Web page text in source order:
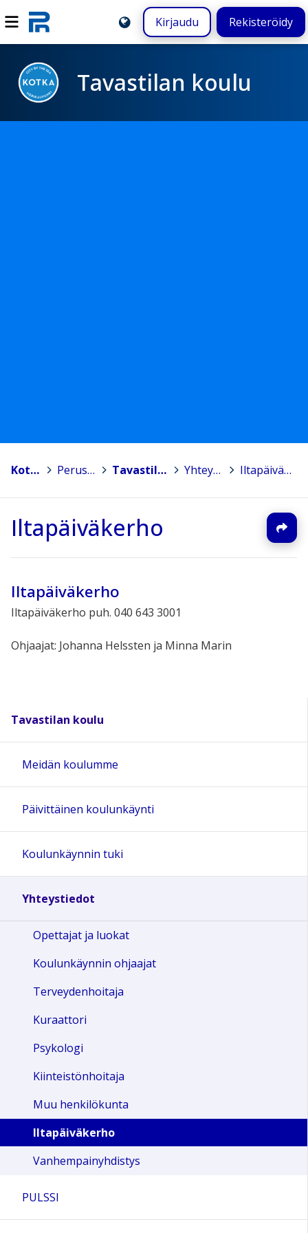
Kirjaudu Rekisteröidy
Tavastilan koulu
Kotka Peruskoulut Tavastilan koulu > Yhteystiedot > Iltapäiväkerho
Iltapäiväkerho
Iltapäiväkerho
Iltapäiväkerho puh. 040 643 3001
Ohjaajat: Johanna Helssten ja Minna Marin
Tavastilan koulu
Meidän koulumme
Päivittäinen koulunkäynti
Koulunkäynnin tuki
Yhteystiedot
Opettajat ja luokat
Koulunkäynnin ohjaajat
Terveydenhoitaja
Kuraattori
Psykologi
Kiinteistönhoitaja
Muu henkilökunta
Iltapäiväkerho
Vanhempainyhdistys
PULSSI